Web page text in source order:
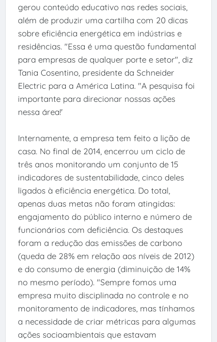
gerou conteúdo educativo nas redes sociais,
além de produzir uma cartilha com 20 dicas
sobre eficiência energética em indústrias e
residências. "Essa é uma questão fundamental
para empresas de qualquer porte e setor", diz
Tania Cosentino, presidente da Schneider
Electric para a América Latina. "A pesquisa foi
importante para direcionar nossas ações
nessa área!'
Internamente, a empresa tem feito a lição de
casa. No final de 2014, encerrou um ciclo de
três anos monitorando um conjunto de 15
indicadores de sustentabilidade, cinco deles
ligados à eficiência energética. Do total,
apenas duas metas não foram atingidas:
engajamento do público interno e número de
funcionários com deficiência. Os destaques
foram a redução das emissões de carbono
(queda de 28% em relação aos níveis de 2012)
e do consumo de energia (diminuição de 14%
no mesmo período). "Sempre fomos uma
empresa muito disciplinada no controle e no
monitoramento de indicadores, mas tínhamos
a necessidade de criar métricas para algumas
ações socioambientais que estavam